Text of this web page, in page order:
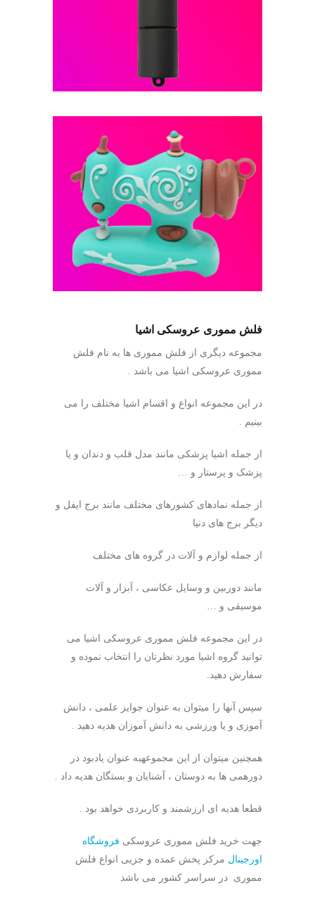
فلش مموری عروسکی -- کد B26
فلش مموری عروسکی -- کد B25
فلش مموری عروسکی اشیا
مجموعه دیگری از فلش مموری ها به نام فلش
مموری عروسکی اشیا می باشد .
در این مجموعه انواع و اقسام اشیا مختلف را می
بینیم .
از جمله اشیا پزشکی مانند مدل قلب و دندان و یا
پزشک و پرستار و …
از جمله نمادهای کشورهای مختلف مانند برج ایفل و
دیگر برج های دنیا
از جمله لوازم و آلات در گروه های مختلف
مانند دوربین و وسایل عکاسی ، آبزار و آلات
موسیقی و …
در این مجموعه فلش مموری عروسکی اشیا می
توانید گروه اشیا مورد نظرتان را انتخاب نموده و
سفارش دهید.
سپس آنها را میتوان به عنوان جوایز علمی ، دانش
آموزی و یا ورزشی به دانش آموزان هدیه دهید .
همچنین میتوان از این مجموعهبه عنوان یادبود در
دورهمی ها به دوستان ، آشنایان و بستگان هدیه داد .
قطعا هدیه ای ارزشمند و کاربردی خواهد بود .
جهت خرید فلش مموری عروسکی فروشگاه
اورجینال مرکز پخش عمده و جزیی انواع فلش
مموری در سراسر کشور می باشد